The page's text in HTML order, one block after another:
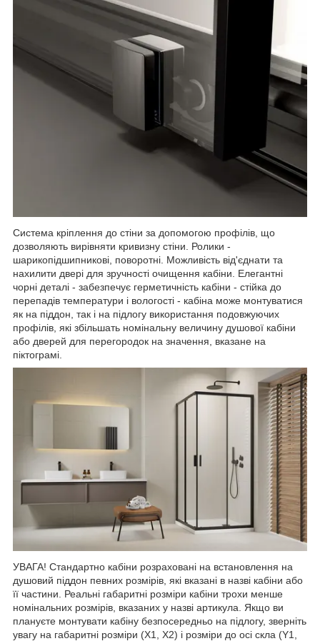
Система кріплення до стіни за допомогою профілів, що
дозволяють вирівняти кривизну стіни. Ролики -
шарикопідшипникові, поворотні. Можливість від'єднати та
нахилити двері для зручності очищення кабіни. Елегантні
чорні деталі - забезпечує герметичність кабіни - стійка до
перепадів температури і вологості - кабіна може монтуватися
як на піддон, так і на підлогу використання подовжуючих
профілів, які збільшать номінальну величину душової кабіни
або дверей для перегородок на значення, вказане на
піктограмі.
УВАГА! Стандартно кабіни розраховані на встановлення на
душовий піддон певних розмірів, які вказані в назві кабіни або
її частини. Реальні габаритні розміри кабіни трохи менше
номінальних розмірів, вказаних у назві артикула. Якщо ви
плануєте монтувати кабіну безпосередньо на підлогу, зверніть
увагу на габаритні розміри (X1, X2) і розміри до осі скла (Y1,